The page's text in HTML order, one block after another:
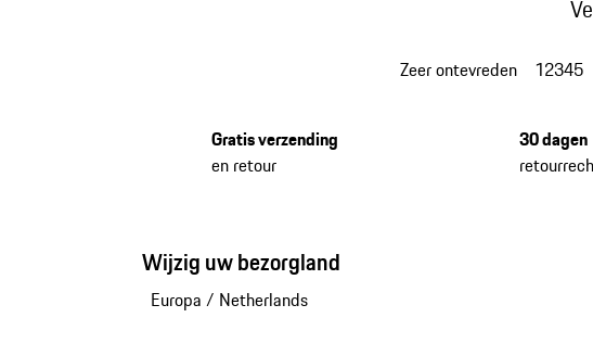
Zeer ontevreden 12345
Gratis verzending
en retour
30 dagen
Wijzig uw bezorgland
Europa / Netherlands